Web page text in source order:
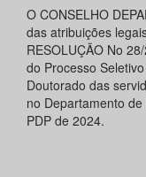
O CONSELHO
das atribuições
RESOLUÇÃO No
do Processo
Doutorado das
no Departamento
PDP de 2024.